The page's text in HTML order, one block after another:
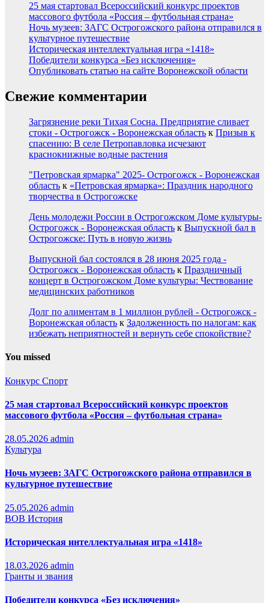
25 мая стартовал Всероссийский конкурс проектов
массового футбола «Россия – футбольная страна»
Ночь музеев: ЗАГС Острогожского района отправился в
культурное путешествие
Историческая интеллектуальная игра «1418»
Победители конкурса «Без исключения»
Опубликовать статью на сайте Воронежской области
Свежие комментарии
Загрязнение реки Тихая Сосна. Предприятие сливает
стоки - Острогожск - Воронежская область к Призыв к
спасению: В селе Петропавловка исчезают
краснокнижные водные растения
"Петровская ярмарка" 2025- Острогожск - Воронежская
область к «Петровская ярмарка»: Праздник народного
творчества в Острогожске
День молодежи России в Острогожском Доме культуры-
Острогожск - Воронежская область к Выпускной бал в
Острогожске: Путь в новую жизнь
Выпускной бал состоялся в 28 июня 2025 года -
Острогожск - Воронежская область к Праздничный
концерт в Острогожском Доме культуры: Чествование
медицинских работников
Долг по алиментам в 1 миллион рублей - Острогожск -
Воронежская область к Задолженность по налогам: как
избежать неприятностей и вернуть себе спокойствие?
You missed
Конкурс Спорт
25 мая стартовал Всероссийский конкурс проектов
массового футбола «Россия – футбольная страна»
28.05.2026 admin
Культура
Ночь музеев: ЗАГС Острогожского района отправился в
культурное путешествие
25.05.2026 admin
ВОВ История
Историческая интеллектуальная игра «1418»
18.03.2026 admin
Гранты и звания
Победители конкурса «Без исключения»